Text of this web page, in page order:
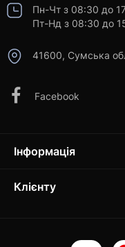
Пн-Чт з 08:30 до
Пт-Нд з 08:30 до
41600, Сумська
Facebook
Інформація
Клієнту